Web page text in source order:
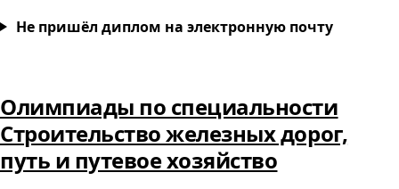
Не пришёл диплом на электронную почту
Олимпиады по специальности
Строительство железных дорог,
путь и путевое хозяйство